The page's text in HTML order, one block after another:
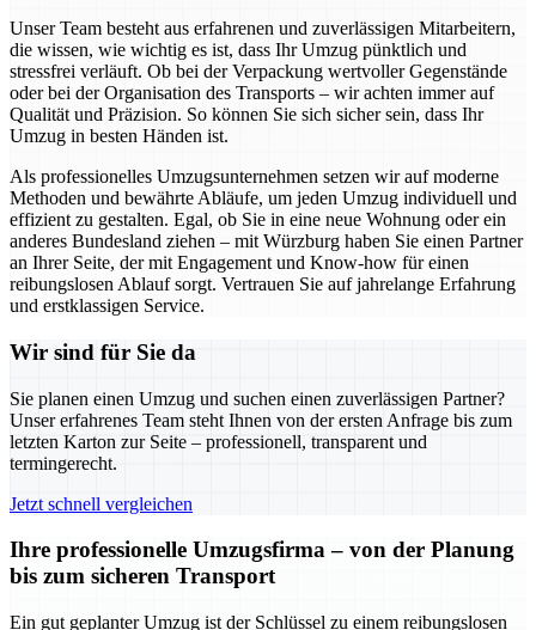
Unser Team besteht aus erfahrenen und zuverlässigen Mitarbeitern,
die wissen, wie wichtig es ist, dass Ihr Umzug pünktlich und
stressfrei verläuft. Ob bei der Verpackung wertvoller Gegenstände
oder bei der Organisation des Transports – wir achten immer auf
Qualität und Präzision. So können Sie sich sicher sein, dass Ihr
Umzug in besten Händen ist.
Als professionelles Umzugsunternehmen setzen wir auf moderne
Methoden und bewährte Abläufe, um jeden Umzug individuell und
effizient zu gestalten. Egal, ob Sie in eine neue Wohnung oder ein
anderes Bundesland ziehen – mit Würzburg haben Sie einen Partner
an Ihrer Seite, der mit Engagement und Know-how für einen
reibungslosen Ablauf sorgt. Vertrauen Sie auf jahrelange Erfahrung
und erstklassigen Service.
Wir sind für Sie da
Sie planen einen Umzug und suchen einen zuverlässigen Partner?
Unser erfahrenes Team steht Ihnen von der ersten Anfrage bis zum
letzten Karton zur Seite – professionell, transparent und
termingerecht.
Jetzt schnell vergleichen
Ihre professionelle Umzugsfirma – von der Planung
bis zum sicheren Transport
Ein gut geplanter Umzug ist der Schlüssel zu einem reibungslosen